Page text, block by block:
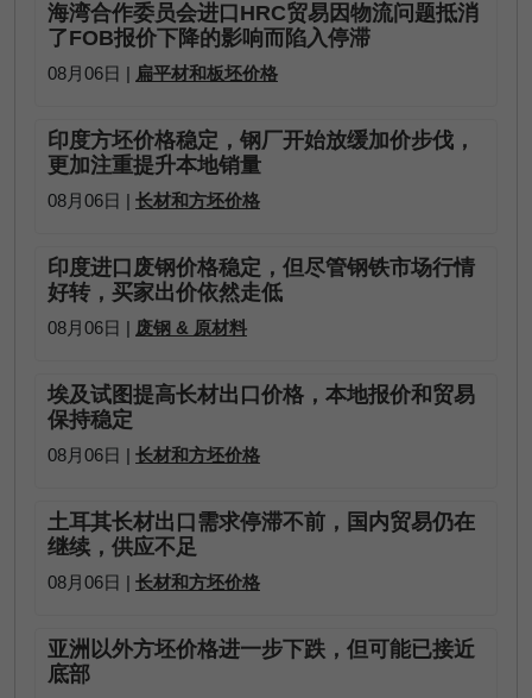
海湾合作委员会进口HRC贸易因物流问题抵消
了FOB报价下降的影响而陷入停滞
08月06日 | 扁平材和板坯价格
印度方坯价格稳定，钢厂开始放缓加价步伐，
更加注重提升本地销量
08月06日 | 长材和方坯价格
印度进口废钢价格稳定，但尽管钢铁市场行情
好转，买家出价依然走低
08月06日 | 废钢 & 原材料
埃及试图提高长材出口价格，本地报价和贸易
保持稳定
08月06日 | 长材和方坯价格
土耳其长材出口需求停滞不前，国内贸易仍在
继续，供应不足
08月06日 | 长材和方坯价格
亚洲以外方坯价格进一步下跌，但可能已接近
底部